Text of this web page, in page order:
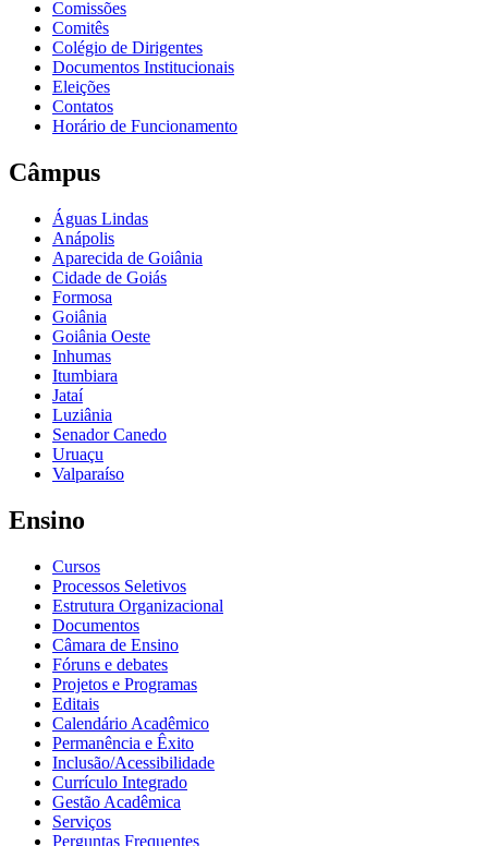
Comissões
Comitês
Colégio de Dirigentes
Documentos Institucionais
Eleições
Contatos
Horário de Funcionamento
Câmpus
Águas Lindas
Anápolis
Aparecida de Goiânia
Cidade de Goiás
Formosa
Goiânia
Goiânia Oeste
Inhumas
Itumbiara
Jataí
Luziânia
Senador Canedo
Uruaçu
Valparaíso
Ensino
Cursos
Processos Seletivos
Estrutura Organizacional
Documentos
Câmara de Ensino
Fóruns e debates
Projetos e Programas
Editais
Calendário Acadêmico
Permanência e Êxito
Inclusão/Acessibilidade
Currículo Integrado
Gestão Acadêmica
Serviços
Perguntas Frequentes